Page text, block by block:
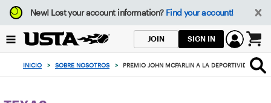
Enfoque
desde
botón
volver
principio
New!Lost your account information? Find your account!
JOIN SIGN IN
0
artículos
en
INICIO > SOBRE NOSOTROS > PREMIO JOHN MCFARLIN A LA DEPORTIVIDAD